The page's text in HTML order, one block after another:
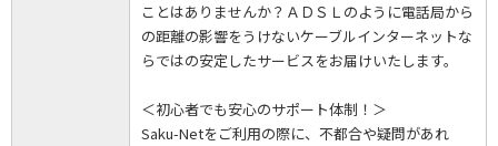
ことはありませんか？ＡＤＳＬのように電話局から
の距離の影響をうけないケーブルインターネットな
らではの安定したサービスをお届けいたします。
＜初心者でも安心のサポート体制！＞
Saku-Netをご利用の際に、不都合や疑問があれ